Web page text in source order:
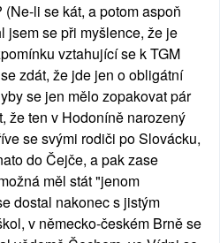
li se kát, a potom aspoň
jsem se při myšlence, že je
vztahující se k TGM
zdát, že jde jen o obligátní
se jen mělo zopakovat pár
že ten v Hodoníně narozený
se svými rodiči po Slovácku,
do Čejče, a pak zase
měl stát "jenom
dostal nakonec s jistým
v německo-českém Brně se